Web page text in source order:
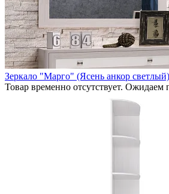
Зеркало "Марго" (Ясень анкор
Товар временно отсутствует. Ожидаем